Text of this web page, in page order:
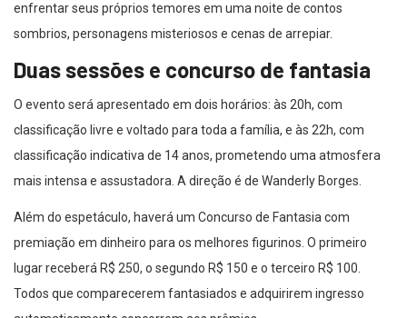
enfrentar seus próprios temores em uma noite de contos
sombrios, personagens misteriosos e cenas de arrepiar.
Duas sessões e concurso de fantasia
O evento será apresentado em dois horários: às 20h, com
classificação livre e voltado para toda a família, e às 22h, com
classificação indicativa de 14 anos, prometendo uma atmosfera
mais intensa e assustadora. A direção é de Wanderly Borges.
Além do espetáculo, haverá um Concurso de Fantasia com
premiação em dinheiro para os melhores figurinos. O primeiro
lugar receberá R$ 250, o segundo R$ 150 e o terceiro R$ 100.
Todos que comparecerem fantasiados e adquirirem ingresso